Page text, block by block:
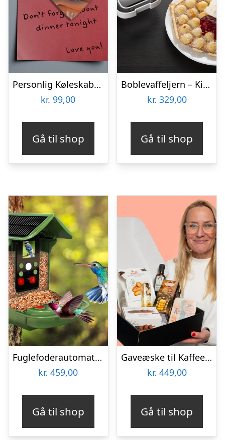
Personlig Køleskabsmagnet med Foto – Hjerte
kr. 99,00
Gå til shop
Boblevaffeljern – KitchPro
kr. 329,00
Gå til shop
Fuglefoderautomat med Kamera Denver BFC-1200
kr. 459,00
Gå til shop
Gaveæske til Kaffeelskeren
kr. 449,00
Gå til shop